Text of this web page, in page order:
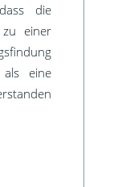
die
zu einer
eine